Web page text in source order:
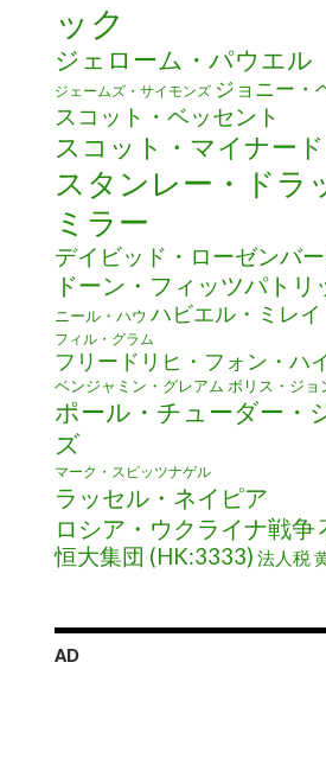
ック
ジェローム・パウエル
ジェームズ・サイモンズ ジョニー・
スコット・ベッセント
スコット・マイナード
スタンレー・ドラ
ミラー
デイビッド・ローゼンバ
ドーン・フィッツパトリ
ニール・ハウ ハビエル・ミレイ
フィル・グラム
フリードリヒ・フォン・ハ
ベンジャミン・グレアム ボリス・ジョ
ポール・チューダー・
ズ
マーク・スピッツナゲル
ラッセル・ネイピア
ロシア・ウクライナ戦争
恒大集団 (HK:3333) 法人税
AD